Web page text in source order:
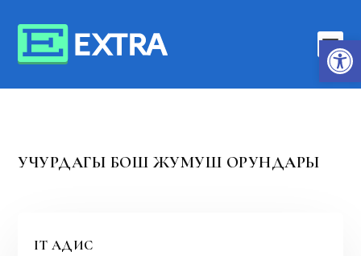
Open toolbar
УЧУРДАГЫ БОШ ЖУМУШ ОРУНДАРЫ
IT АДИС